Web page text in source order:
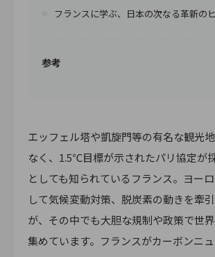
フランスに学ぶ、日本の次なる革新の
参考
エッフェル塔や凱旋門等の有名な観光
なく、1.5℃目標が示されたパリ協定が
としても知られているフランス。ヨー
して気候変動対策、脱炭素の動きを牽
が、その中でも大胆な規制や政策で世
集めています。フランスがカーボンニ